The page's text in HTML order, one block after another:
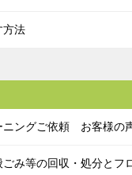
方法
ニングご依頼 お客様の
み等の回収・処分とフ